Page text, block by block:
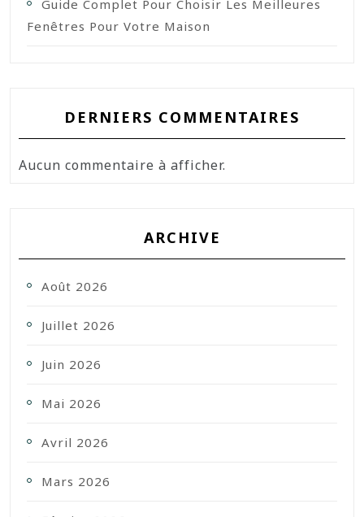
Guide Complet Pour Choisir Les Meilleures
Fenêtres Pour Votre Maison
DERNIERS COMMENTAIRES
Aucun commentaire à afficher.
ARCHIVE
Août 2026
Juillet 2026
Juin 2026
Mai 2026
Avril 2026
Mars 2026